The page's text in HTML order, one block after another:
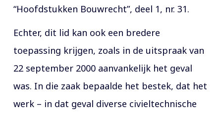
“Hoofdstukken Bouwrecht”, deel 1, nr. 31.
Echter, dit lid kan ook een bredere
toepassing krijgen, zoals in de uitspraak van
22 september 2000 aanvankelijk het geval
was. In die zaak bepaalde het bestek, dat het
werk – in dat geval diverse civieltechnische